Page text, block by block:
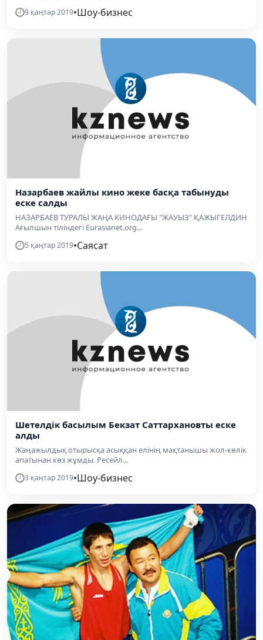
9 қаңтар 2019•Шоу-бизнес
Назарбаев жайлы кино жеке басқа табынуды
еске салды
НАЗАРБАЕВ ТУРАЛЫ ЖАҢА КИНОДАҒЫ "ЖАУЫЗ" ҚАЖЫГЕЛДИН
Ағылшын тіліндегі Eurasianet.org...
5 қаңтар 2019•Саясат
Шетелдік басылым Бекзат Саттархановты еске
алды
Жаңажылдық отырысқа асыққан елінің мақтанышы жол-көлік
апатынан көз жұмды. Ресейл...
3 қаңтар 2019•Шоу-бизнес